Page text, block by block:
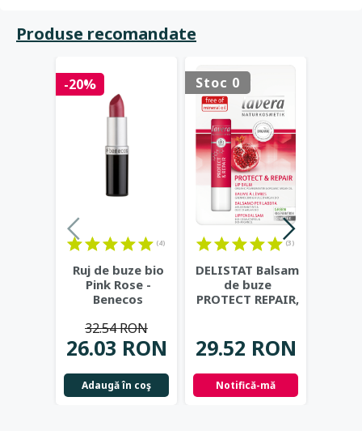
Produse recomandate
-20%
(4)
Ruj de buze bio
Pink Rose -
Benecos
26.03 RON
32.54 RON
Adaugă în coş
Stoc 0
(3)
DELISTAT Balsam
de buze
PROTECT REPAIR,
29.52 RON
Notifică-mă